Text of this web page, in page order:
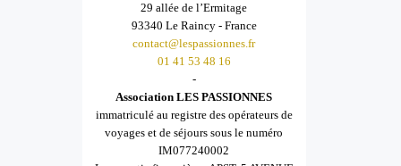
29 allée de l’Ermitage
93340 Le Raincy - France
contact@lespassionnes.fr
01 41 53 48 16
-
Association LES PASSIONNES
immatriculé au registre des opérateurs de
voyages et de séjours sous le numéro
IM077240002